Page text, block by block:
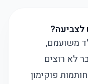
לצביעה?
משועמם,
לא רוצים
לשלוף עוד מסך. פה נכנסות 12 חותמות פוקימון